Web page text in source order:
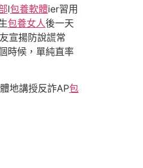
l包養軟體ier習用
包養女人後一天
宣揚防說謊常
時候，單純直率
地講授反詐AP包